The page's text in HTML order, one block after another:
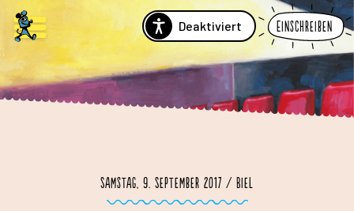
Deaktiviert Einschreiben
Samstag, 9. September 2017 / Biel